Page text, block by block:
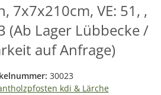
7x7x210cm, VE: 51, ,
(Ab Lager Lübbecke /
auf Anfrage)
30023
kdi & Lärche